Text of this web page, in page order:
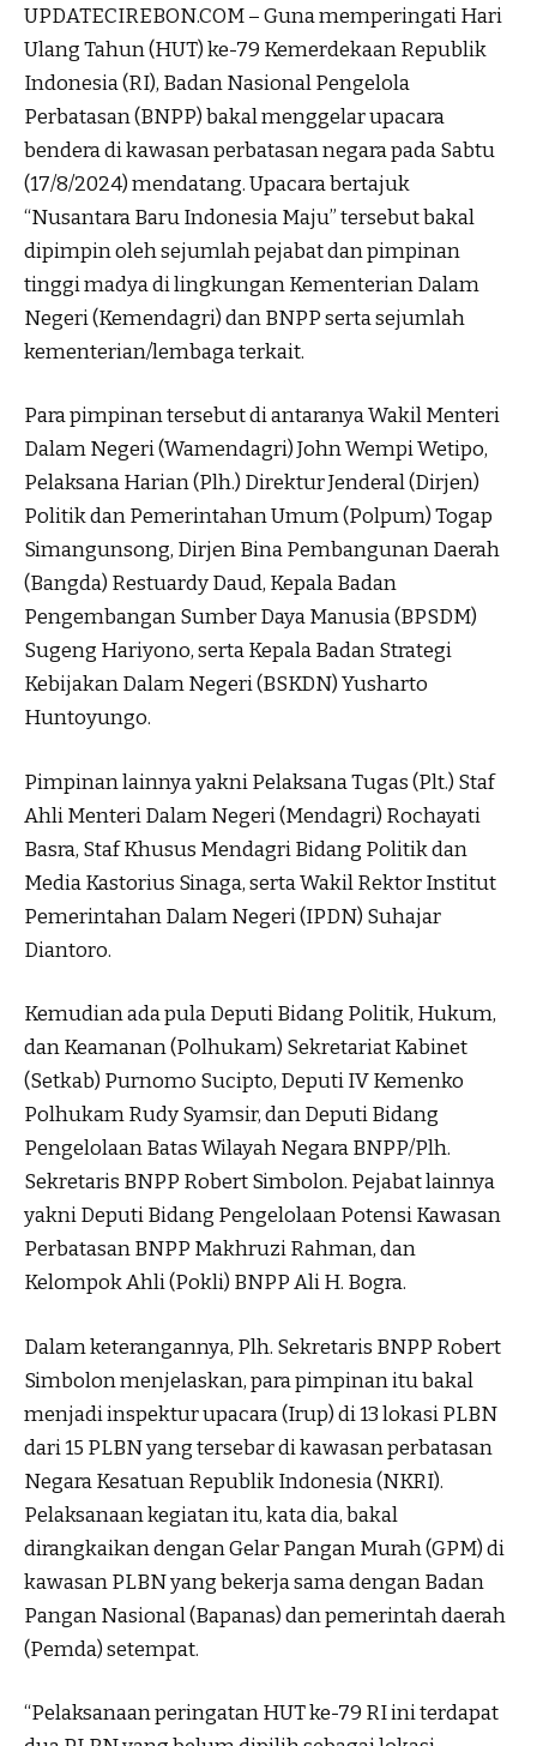
UPDATECIREBON.COM – Guna memperingati Hari
Ulang Tahun (HUT) ke-79 Kemerdekaan Republik
Indonesia (RI), Badan Nasional Pengelola
Perbatasan (BNPP) bakal menggelar upacara
bendera di kawasan perbatasan negara pada Sabtu
(17/8/2024) mendatang. Upacara bertajuk
“Nusantara Baru Indonesia Maju” tersebut bakal
dipimpin oleh sejumlah pejabat dan pimpinan
tinggi madya di lingkungan Kementerian Dalam
Negeri (Kemendagri) dan BNPP serta sejumlah
kementerian/lembaga terkait.
Para pimpinan tersebut di antaranya Wakil Menteri
Dalam Negeri (Wamendagri) John Wempi Wetipo,
Pelaksana Harian (Plh.) Direktur Jenderal (Dirjen)
Politik dan Pemerintahan Umum (Polpum) Togap
Simangunsong, Dirjen Bina Pembangunan Daerah
(Bangda) Restuardy Daud, Kepala Badan
Pengembangan Sumber Daya Manusia (BPSDM)
Sugeng Hariyono, serta Kepala Badan Strategi
Kebijakan Dalam Negeri (BSKDN) Yusharto
Huntoyungo.
Pimpinan lainnya yakni Pelaksana Tugas (Plt.) Staf
Ahli Menteri Dalam Negeri (Mendagri) Rochayati
Basra, Staf Khusus Mendagri Bidang Politik dan
Media Kastorius Sinaga, serta Wakil Rektor Institut
Pemerintahan Dalam Negeri (IPDN) Suhajar
Diantoro.
Kemudian ada pula Deputi Bidang Politik, Hukum,
dan Keamanan (Polhukam) Sekretariat Kabinet
(Setkab) Purnomo Sucipto, Deputi IV Kemenko
Polhukam Rudy Syamsir, dan Deputi Bidang
Pengelolaan Batas Wilayah Negara BNPP/Plh.
Sekretaris BNPP Robert Simbolon. Pejabat lainnya
yakni Deputi Bidang Pengelolaan Potensi Kawasan
Perbatasan BNPP Makhruzi Rahman, dan
Kelompok Ahli (Pokli) BNPP Ali H. Bogra.
Dalam keterangannya, Plh. Sekretaris BNPP Robert
Simbolon menjelaskan, para pimpinan itu bakal
menjadi inspektur upacara (Irup) di 13 lokasi PLBN
dari 15 PLBN yang tersebar di kawasan perbatasan
Negara Kesatuan Republik Indonesia (NKRI).
Pelaksanaan kegiatan itu, kata dia, bakal
dirangkaikan dengan Gelar Pangan Murah (GPM) di
kawasan PLBN yang bekerja sama dengan Badan
Pangan Nasional (Bapanas) dan pemerintah daerah
(Pemda) setempat.
“Pelaksanaan peringatan HUT ke-79 RI ini terdapat